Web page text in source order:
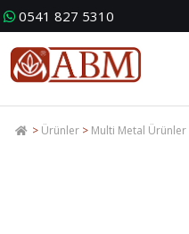
0541 827 5310
> Ürünler > Multi Metal Ürünler